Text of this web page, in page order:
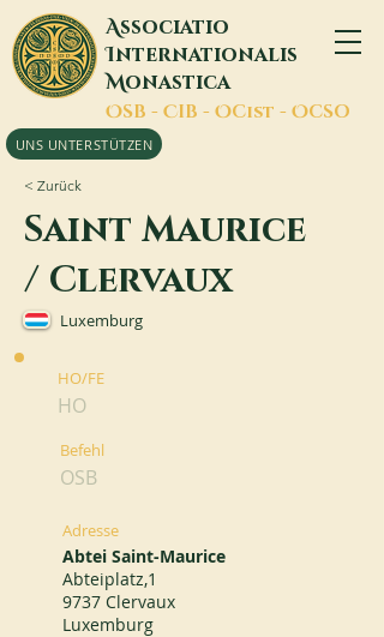
Associatio
Internationalis
Monastica
OSB - CIB - OCist - OCSO
UNS UNTERSTÜTZEN
< Zurück
Saint Maurice
/ Clervaux
Luxemburg
HO/FE
HO
Befehl
OSB
Adresse
Abtei Saint-Maurice
Abteiplatz,1
9737 Clervaux
Luxemburg